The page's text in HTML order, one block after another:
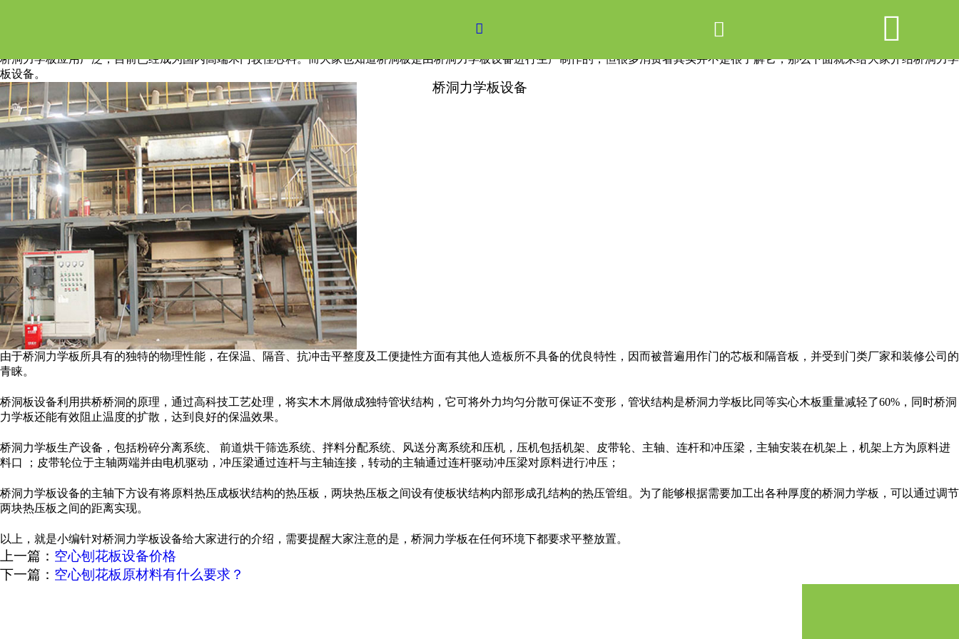
网站首页

桥洞力学板设备
 
桥洞力学板应用广泛，目前已经成为国内高端木门较佳芯料。而大家也知道桥洞板是由桥洞力学板设备进行生产制作的，但很多消费者其实并不是很了解它，那么下面就来给大家介绍桥洞力学
板设备。
由于桥洞力学板所具有的独特的物理性能，在保温、隔音、抗冲击平整度及工便捷性方面有其他人造板所不具备的优良特性，因而被普遍用作门的芯板和隔音板，并受到门类厂家和装修公司的
青睐。
桥洞板设备利用拱桥桥洞的原理，通过高科技工艺处理，将实木木屑做成独特管状结构，它可将外力均匀分散可保证不变形，管状结构是桥洞力学板比同等实心木板重量减轻了60%，同时桥洞
力学板还能有效阻止温度的扩散，达到良好的保温效果。
桥洞力学板生产设备，包括粉碎分离系统、 前道烘干筛选系统、拌料分配系统、风送分离系统和压机，压机包括机架、皮带轮、主轴、连杆和冲压梁，主轴安装在机架上，机架上方为原料进
料口 ；皮带轮位于主轴两端并由电机驱动，冲压梁通过连杆与主轴连接，转动的主轴通过连杆驱动冲压梁对原料进行冲压；
桥洞力学板设备的主轴下方设有将原料热压成板状结构的热压板，两块热压板之间设有使板状结构内部形成孔结构的热压管组。为了能够根据需要加工出各种厚度的桥洞力学板，可以通过调节
两块热压板之间的距离实现。
以上，就是小编针对桥洞力学板设备给大家进行的介绍，需要提醒大家注意的是，桥洞力学板在任何环境下都要求平整放置。
上一篇： 空心刨花板设备价格
下一篇： 空心刨花板原材料有什么要求？